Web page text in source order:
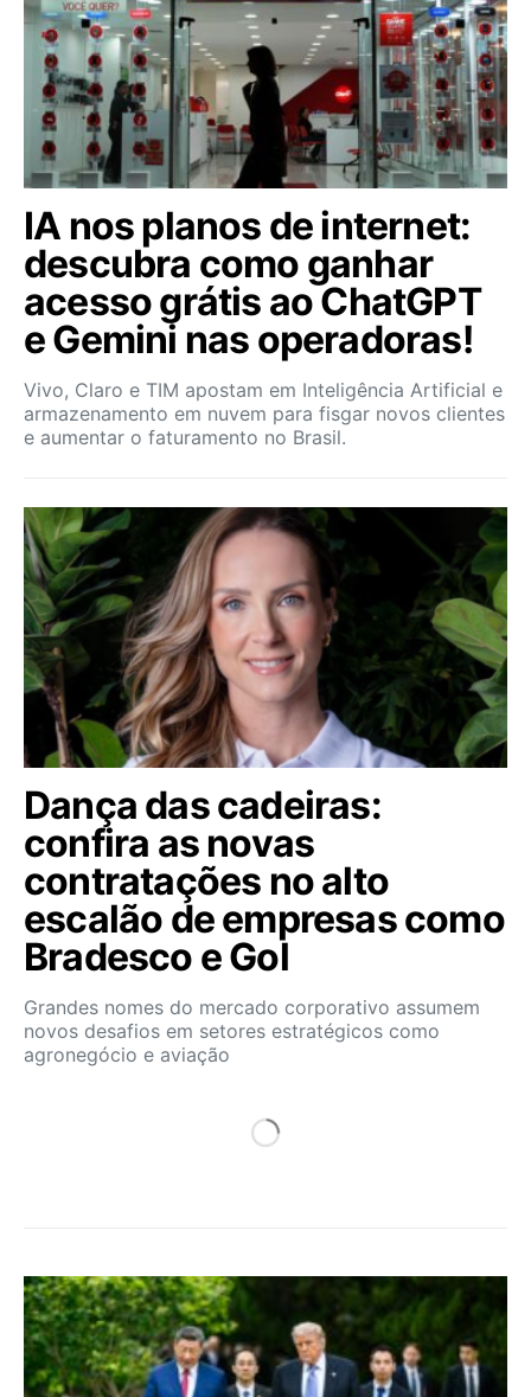
IA nos planos de internet:
descubra como ganhar
acesso grátis ao ChatGPT
e Gemini nas operadoras!
Vivo, Claro e TIM apostam em Inteligência Artificial e
armazenamento em nuvem para fisgar novos clientes
e aumentar o faturamento no Brasil.
Dança das cadeiras:
confira as novas
contratações no alto
escalão de empresas como
Bradesco e Gol
Grandes nomes do mercado corporativo assumem
novos desafios em setores estratégicos como
agronegócio e aviação